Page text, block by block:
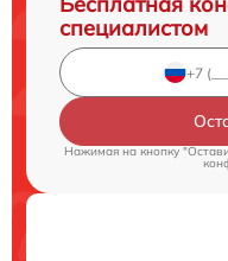
специалистом
Нажимая на кнопку